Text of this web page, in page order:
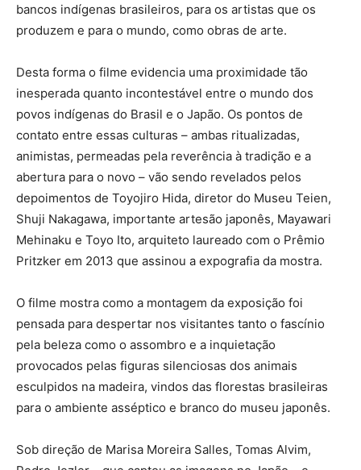
bancos indígenas brasileiros, para os artistas que os
produzem e para o mundo, como obras de arte.
Desta forma o filme evidencia uma proximidade tão
inesperada quanto incontestável entre o mundo dos
povos indígenas do Brasil e o Japão. Os pontos de
contato entre essas culturas – ambas ritualizadas,
animistas, permeadas pela reverência à tradição e a
abertura para o novo – vão sendo revelados pelos
depoimentos de Toyojiro Hida, diretor do Museu Teien,
Shuji Nakagawa, importante artesão japonês, Mayawari
Mehinaku e Toyo Ito, arquiteto laureado com o Prêmio
Pritzker em 2013 que assinou a expografia da mostra.
O filme mostra como a montagem da exposição foi
pensada para despertar nos visitantes tanto o fascínio
pela beleza como o assombro e a inquietação
provocados pelas figuras silenciosas dos animais
esculpidos na madeira, vindos das florestas brasileiras
para o ambiente asséptico e branco do museu japonês.
Sob direção de Marisa Moreira Salles, Tomas Alvim,